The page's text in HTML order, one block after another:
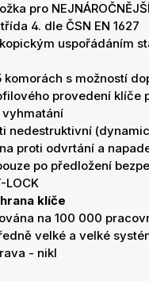
pro
4. dle ČSN EN 1627
uspořádáním
komorách s možností
provedení klíče
vyhmatání
nedestruktivní
proti odvrtání a
po předložení
LOCK
klíče
na 100 000
velké a velké
- nikl